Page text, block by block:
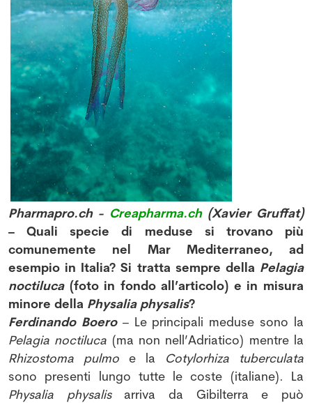
Pharmapro.ch - Creapharma.ch(Xavier Gruffat)
– Quali specie di meduse si trovano più
comunemente nel Mar Mediterraneo, ad
esempio in Italia? Si tratta sempre della Pelagia
noctiluca(foto in fondo all’articolo) e in misura
minore della Physalia physalis?
Ferdinando Boero– Le principali meduse sono la
Pelagia noctiluca (ma non nell’Adriatico) mentre la
Rhizostoma pulmo e la Cotylorhiza tuberculata
sono presenti lungo tutte le coste (italiane). La
Physalia physalisarriva da Gibilterra e può